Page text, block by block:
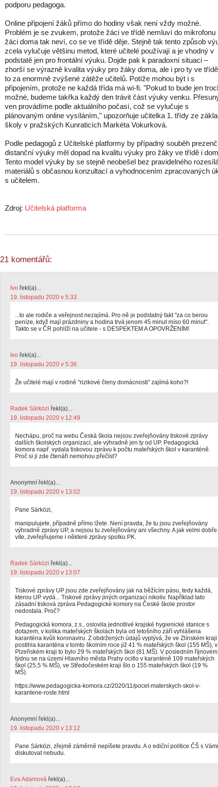
podporu pedagoga.
Online připojení žáků přímo do hodiny však není vždy možné.
Problém je se zvukem, protože žáci ve třídě nemluví do mikrofonu
žáci doma tak neví, co se ve třídě děje. Stejně tak tento způsob
zcela vylučuje většinu metod, které učitelé používají a je vhodný v
podstatě jen pro frontální výuku. Dojde pak k paradoxní situaci –
zhorší se výrazně kvalita výuky pro žáky doma, ale i pro ty ve
to za enormně zvýšené zátěže učitelů. Potíže mohou být i s
připojením, protože ne každá třída má wi-fi. "Pokud to bude jen
možné, budeme takřka každý den trávit část výuky venku.
ven provádíme podle aktuálního počasí, což se vylučuje s
plánovaným online vysíláním," upozorňuje učitelka 1. třídy ze
školy v pražských Kunraticích Markéta Vokurková.
Podle pedagogů z Učitelské platformy by případný souběh
distanční výuky měl dopad na kvalitu výuky pro žáky ve třídě i
Tento model výuky by se stejně neobešel bez pravidelného
materiálů s občasnou konzultací a vyhodnocením zpracovaných
s učitelem.
Zdroj: Učitelská platforma
21 komentářů:
Ivo řekl(a)...
19. listopadu 2020 v 5:33
...to ale rodiče a veřejnost nezajímá. Pro ně je podstatný fakt "za co berou
peníze, když mají prázdniny a hodina trvá jenom 45 minut míso 60 minut".
Takto se v ČR pohlíží na učitele - s DESPEKTEM A OPOVRŽENÍM!
Ivo řekl(a)...
19. listopadu 2020 v 5:36
Že učitelé mají v rodině "rizikové členy domácnosti" zajímá koho?!
Radek Sárközi řekl(a)...
19. listopadu 2020 v 12:49
Nechápu, proč na webu Česká škola nejsou zveřejňovány tiskové zprávy
dalších školských organizací, ale výhradně jen ty od UP. Pedagogická
komora např. vydala tiskovou zprávu k počtu mateřských škol v karanténě.
Proč si ji zde čtenáři nemohou přečíst?
Anonymní řekl(a)...
19. listopadu 2020 v 13:02
Pane Sárközi,
manipulujete, případně přímo lžete. Není pravda, že tu jsou zveřejňovány
výhradně zprávy UP, a nejsou tu zveřejňovány ani všechny. A jak velmi dobře
víte, zveřejňujeme i některé zprávy spolku PK.
Radek Sárközi řekl(a)...
19. listopadu 2020 v 13:07
Tiskové zprávy UP jsou zde zveřejňovány jak na běžícím pásu, tedy každá,
kterou UP vydá... Tiskové zprávy jiných organizací nikoliv. Například tato
zásadní tisková zpráva Pedagogické komory na České škole prostor
nedostala. Proč?
Pedagogická komora, z.s., oslovila jednotlivé krajské hygienické stanice s
dotazem, v kolika mateřských školách byla od letošního září vyhlášena
karanténa kvůli koronaviru. Z obdržených údajů vyplývá, že ve Zlínském kraji
postihla karanténa v tomto školním roce již 41 % mateřských škol (155 MŠ), v
Plzeňském kraji to bylo 29 % mateřských škol (81 MŠ). V posledním říjnovém
týdnu se na území Hlavního města Prahy ocitlo v karanténě 109 mateřských
škol (25,5 % MŠ), ve Středočeském kraji šlo o 155 mateřských škol (19 %
MŠ).
https://www.pedagogicka-komora.cz/2020/11/pocet-materskych-skol-v-
karantene-roste.html
Anonymní řekl(a)...
19. listopadu 2020 v 13:12
Pane Sárközi, zřejmě záměrně nepíšete pravdu. A o ediční politice ČŠ s Vámi
diskutovat nebudu.
Eva Adamová řekl(a)...